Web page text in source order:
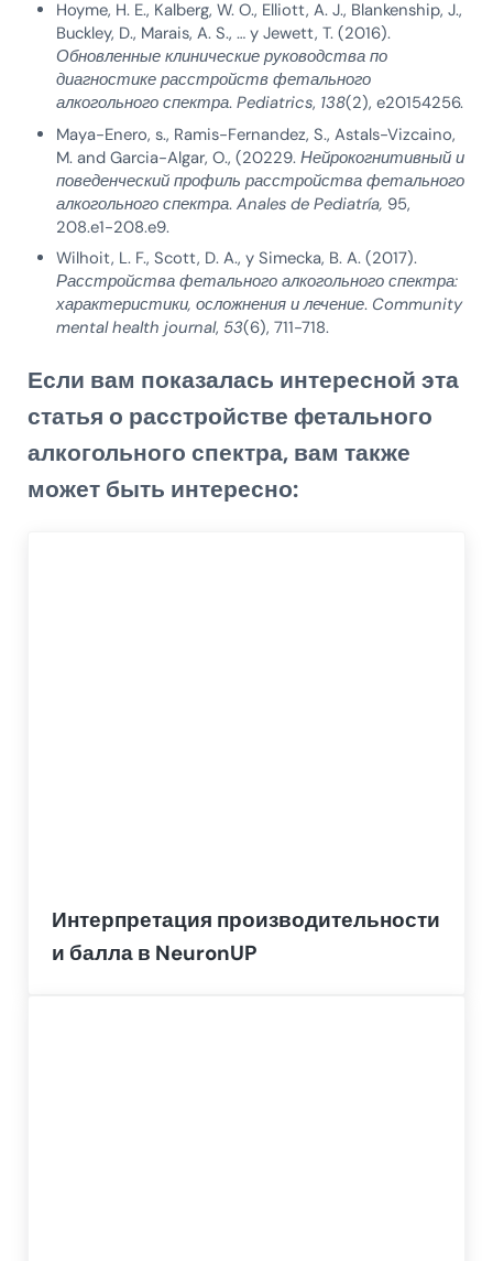
Hoyme, H. E., Kalberg, W. O., Elliott, A. J., Blankenship, J.,
Buckley, D., Marais, A. S., … y Jewett, T. (2016).
Обновленные клинические руководства по
диагностике расстройств фетального
алкогольного спектра. Pediatrics, 138(2), e20154256.
Maya-Enero, s., Ramis-Fernandez, S., Astals-Vizcaino,
M. and Garcia-Algar, O., (20229. Нейрокогнитивный и
поведенческий профиль расстройства фетального
алкогольного спектра. Anales de Pediatría, 95,
208.e1-208.e9.
Wilhoit, L. F., Scott, D. A., y Simecka, B. A. (2017).
Расстройства фетального алкогольного спектра:
характеристики, осложнения и лечение. Community
mental health journal, 53(6), 711-718.
Если вам показалась интересной эта
статья о расстройстве фетального
алкогольного спектра, вам также
может быть интересно:
Интерпретация производительности
и балла в NeuronUP